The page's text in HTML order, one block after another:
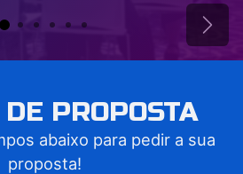
Next
PROPOSTA
abaixo para pedir a sua
proposta!